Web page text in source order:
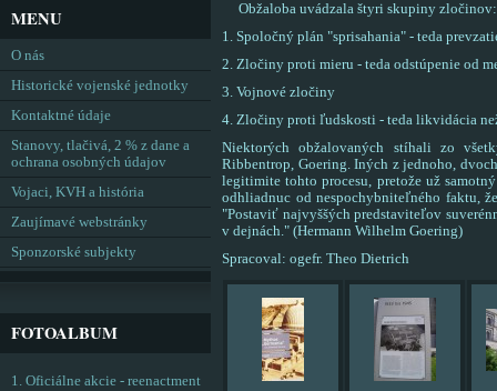
Obžaloba uvádzala štyri skupiny zločinov:
1. Spoločný plán "sprisahania" - teda
2. Zločiny proti mieru - teda odstúpenie od
3. Vojnové zločiny
4. Zločiny proti ľudskosti - teda likvidácia
Niektorých obžalovaných stíhali zo
Ribbentrop, Goering. Iných z jednoho,
legitimite tohto procesu, pretože už
odhliadnuc od nespochybniteľného faktu,
"Postaviť najvyššých predstaviteľov
v dejnách." (Hermann Wilhelm Goering)
Spracoval: ogefr. Theo Dietrich
MENU
O nás
Historické vojenské jednotky
Kontaktné údaje
Stanovy, tlačivá, 2 % z dane a
ochrana osobných údajov
Vojaci, KVH a história
Zaujímavé webstránky
Sponzorské subjekty
FOTOALBUM
1. Oficiálne akcie - reenactment